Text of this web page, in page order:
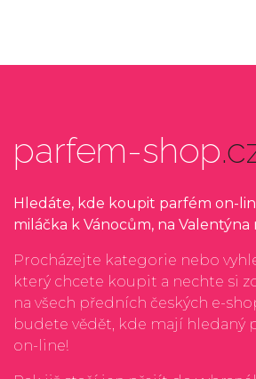
parfem-shop
Hledáte, kde koupit parfém on-
miláčka k Vánocům, na
Procházejte kategorie nebo
který chcete koupit a nechte si
na všech předních českých e-
budete vědět, kde mají hledaný
on-line!